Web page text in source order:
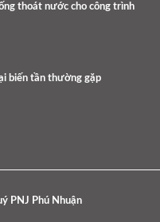
thoát nước cho công trình
biến tần thường gặp
PNJ Phú Nhuận